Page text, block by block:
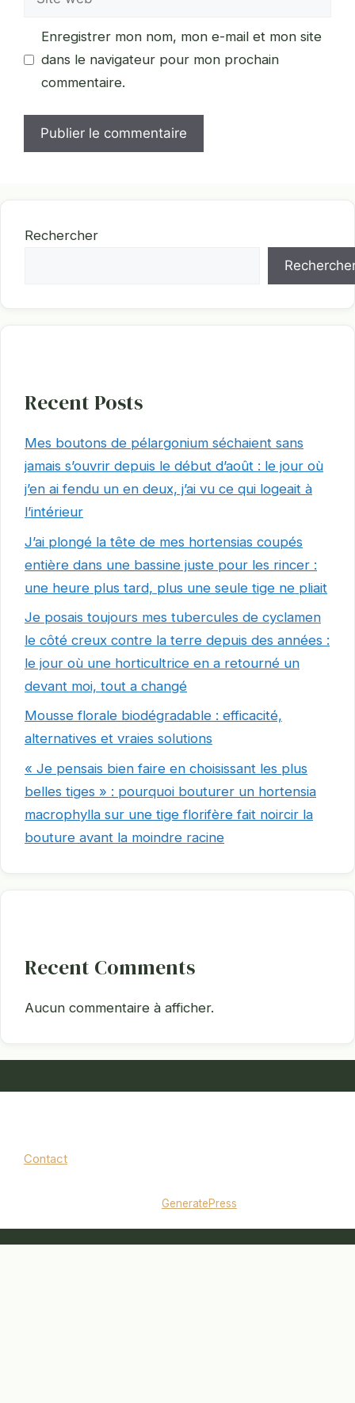
Enregistrer mon nom, mon e-mail et mon site
dans le navigateur pour mon prochain
commentaire.
Rechercher
Recent Posts
Mes boutons de pélargonium séchaient sans
jamais s’ouvrir depuis le début d’août : le jour où
j’en ai fendu un en deux, j’ai vu ce qui logeait à
l’intérieur
J’ai plongé la tête de mes hortensias coupés
entière dans une bassine juste pour les rincer :
une heure plus tard, plus une seule tige ne pliait
Je posais toujours mes tubercules de cyclamen
le côté creux contre la terre depuis des années :
le jour où une horticultrice en a retourné un
devant moi, tout a changé
Mousse florale biodégradable : efficacité,
alternatives et vraies solutions
« Je pensais bien faire en choisissant les plus
belles tiges » : pourquoi bouturer un hortensia
macrophylla sur une tige florifère fait noircir la
bouture avant la moindre racine
Recent Comments
Aucun commentaire à afficher.
Contact
GeneratePress